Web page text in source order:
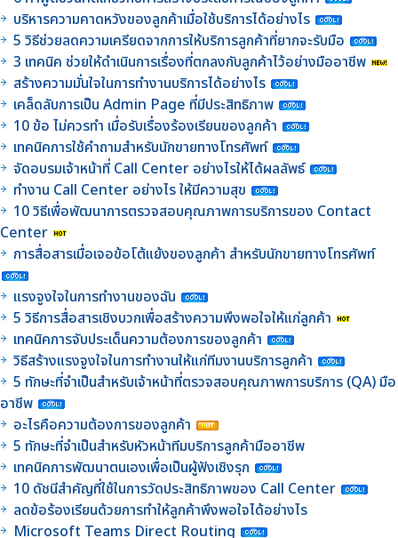
บริหารความคาดหวังของลูกค้าเมื่อใช้บริการได้อย่างไร
5 วิธีช่วยลดความเครียดจากการให้บริการลูกค้าที่ยากจะรับมือ
3 เทคนิค ช่วยให้ดำเนินการเรื่องที่ตกลงกับลูกค้าไว้อย่างมืออาชีพ
สร้างความมั่นใจในการทำงานบริการได้อย่างไร
เคล็ดลับการเป็น Admin Page ที่มีประสิทธิภาพ
10 ข้อ ไม่ควรทำ เมื่อรับเรื่องร้องเรียนของลูกค้า
เทคนิคการใช้คำถามสำหรับนักขายทางโทรศัพท์
จัดอบรมเจ้าหน้าที่ Call Center อย่างไรให้ได้ผลลัพธ์
ทำงาน Call Center อย่างไร ให้มีความสุข
10 วิธีเพื่อพัฒนาการตรวจสอบคุณภาพการบริการของ Contact
Center
การสื่อสารเมื่อเจอข้อโต้แย้งของลูกค้า สำหรับนักขายทางโทรศัพท์
แรงจูงใจในการทำงานของฉัน
5 วิธีการสื่อสารเชิงบวกเพื่อสร้างความพึงพอใจให้แก่ลูกค้า
เทคนิคการจับประเด็นความต้องการของลูกค้า
วิธีสร้างแรงจูงใจในการทำงานให้แก่ทีมงานบริการลูกค้า
5 ทักษะที่จำเป็นสำหรับเจ้าหน้าที่ตรวจสอบคุณภาพการบริการ (QA) มือ
อาชีพ
อะไรคือความต้องการของลูกค้า
5 ทักษะที่จำเป็นสำหรับหัวหน้าทีมบริการลูกค้ามืออาชีพ
เทคนิคการพัฒนาตนเองเพื่อเป็นผู้ฟังเชิงรุก
10 ดัชนีสำคัญที่ใช้ในการวัดประสิทธิภาพของ Call Center
ลดข้อร้องเรียนด้วยการทำให้ลูกค้าพึงพอใจได้อย่างไร
Microsoft Teams Direct Routing